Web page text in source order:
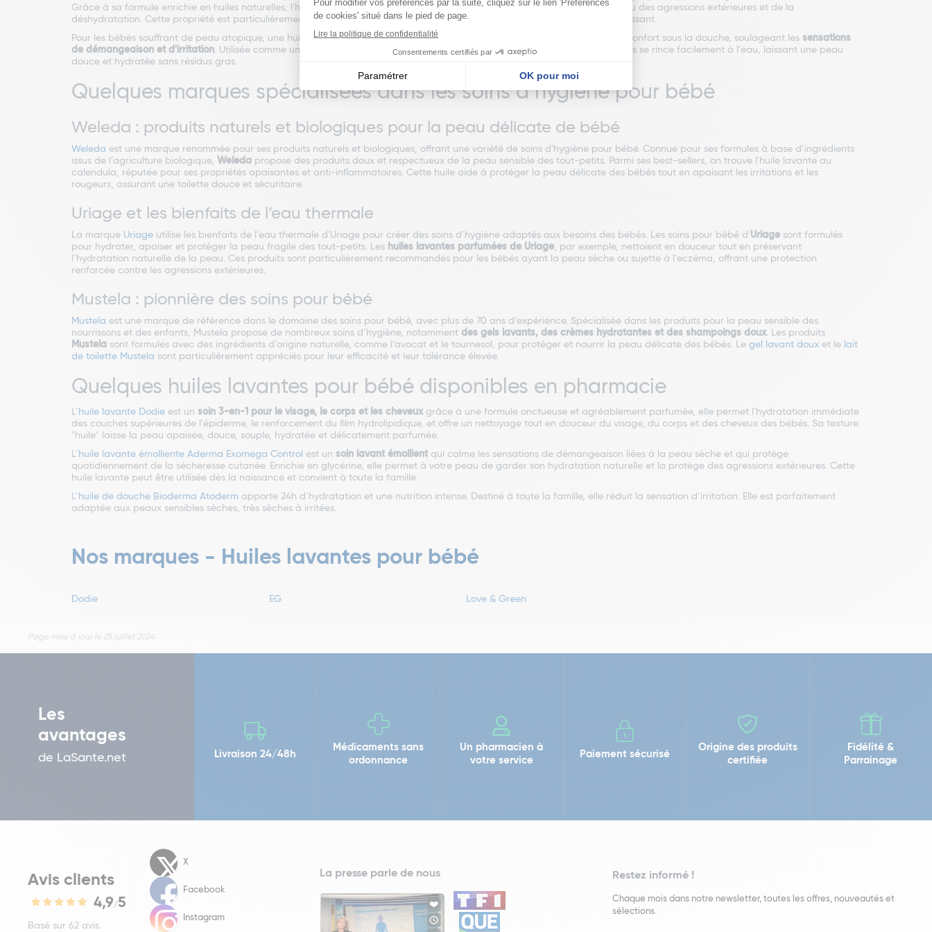
Grâce à sa formule enrichie en huiles naturelles, l'huile lavante aide à renforcer la barrière cutanée, protégeant ainsi la peau des agressions extérieures et de la
déshydratation. Cette propriété est particulièrement bénéfique pour les peaux sèches, qui nécessitent un soin doux et nourrissant.
Pour les bébés souffrant de peau atopique, une huile lavante peut apporter une hydratation supplémentaire et un grand réconfort sous la douche, soulageant les sensations
de démangeaison et d'irritation . Utilisée comme un gel lavant, l'huile lavante s'applique sur la peau mouillée lors du bain, puis se rince facilement à l'eau, laissant une peau
douce et hydratée sans résidus gras.
Quelques marques spécialisées dans les soins d’hygiène pour bébé
Weleda : produits naturels et biologiques pour la peau délicate de bébé
Weleda est une marque renommée pour ses produits naturels et biologiques, offrant une variété de soins d'hygiène pour bébé. Connue pour ses formules à base d’ingrédients
issus de l’agriculture biologique, Weleda propose des produits doux et respectueux de la peau sensible des tout-petits. Parmi ses best-sellers, on trouve l' huile lavante au
calendula, réputée pour ses propriétés apaisantes et anti-inflammatoires. Cette huile aide à protéger la peau délicate des bébés tout en apaisant les irritations et les
rougeurs, assurant une toilette douce et sécuritaire.
Uriage et les bienfaits de l’eau thermale
La marque Uriage utilise les bienfaits de l'eau thermale d'Uriage pour créer des soins d’hygiène adaptés aux besoins des bébés. Les soins pour bébé d'Uriage sont formulés
pour hydrater, apaiser et protéger la peau fragile des tout-petits. Les huiles lavantes parfumées de Uriage , par exemple, nettoient en douceur tout en préservant
l’hydratation naturelle de la peau. Ces produits sont particulièrement recommandés pour les bébés ayant la peau sèche ou sujette à l'eczéma, offrant une protection
renforcée contre les agressions extérieures.
Mustela : pionnière des soins pour bébé
Mustela est une marque de référence dans le domaine des soins pour bébé, avec plus de 70 ans d'expérience. Spécialisée dans les produits pour la peau sensible des
nourrissons et des enfants, Mustela propose de nombreux soins d’hygiène, notamment des gels lavants, des crèmes hydratantes et des shampoings doux. Les produits
Mustela sont formulés avec des ingrédients d'origine naturelle, comme l’avocat et le tournesol, pour protéger et nourrir la peau délicate des bébés. Le gel lavant doux et le lait
de toilette Mustela sont particulièrement appréciés pour leur efficacité et leur tolérance élevée.
Quelques huiles lavantes pour bébé disponibles en pharmacie
L’ huile lavante Dodie est un soin 3-en-1 pour le visage, le corps et les cheveuxgrâce à une formule onctueuse et agréablement parfumée, elle permet l'hydratation immédiate
des couches supérieures de l'épiderme, le renforcement du film hydrolipidique, et offre un nettoyage tout en douceur du visage, du corps et des cheveux des bébés. Sa texture
"huile" laisse la peau apaisée, douce, souple, hydratée et délicatement parfumée.
L’ huile lavante émolliente Aderma Exomega Control est un soin lavant émollient qui calme les sensations de démangeaison liées à la peau sèche et qui protège
quotidiennement de la sécheresse cutanée. Enrichie en glycérine, elle permet à votre peau de garder son hydratation naturelle et la protège des agressions extérieures. Cette
huile lavante peut être utilisée dès la naissance et convient à toute la famille.
L’ huile de douche Bioderma Atoderm apporte 24h d’hydratation et une nutrition intense. Destiné à toute la famille, elle réduit la sensation d’irritation. Elle est parfaitement
adaptée aux peaux sensibles sèches, très sèches à irritées.
Nos marques - Huiles lavantes pour bébé
Dodie EG Love & Green
Page mise à jour le 25 juillet 2024
Les
avantages
de LaSante.net Livraison 24/48h
Médicaments sans
ordonnance
Un pharmacien à
votre service
Paiement sécurisé
Origine des produits
certifiée
Fidélité &
Parrainage
Avis clients
4,9/5
Basé sur 62 avis.
X
Facebook
Instagram
La presse parle de nous Restez informé !
Chaque mois dans notre newsletter, toutes les offres, nouveautés et
sélections.